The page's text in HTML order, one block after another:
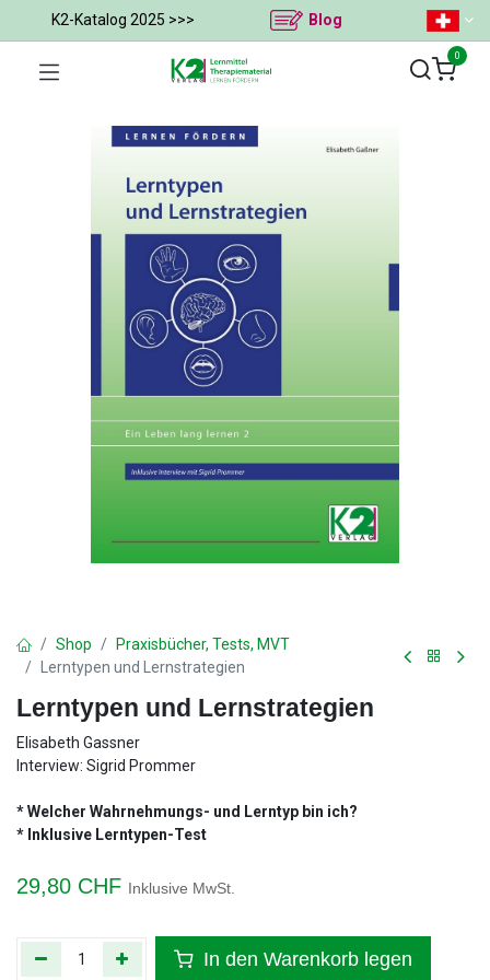
K2-Katalog 2025 >>> Blog
0
Shop
Praxisbücher, Tests, MVT
Lerntypen und Lernstrategien
Lerntypen und Lernstrategien
Elisabeth Gassner
Interview: Sigrid Prommer
* Welcher Wahrnehmungs- und Lerntyp bin ich?
* Inklusive Lerntypen-Test
29,80 CHF Inklusive MwSt.
In den Warenkorb legen